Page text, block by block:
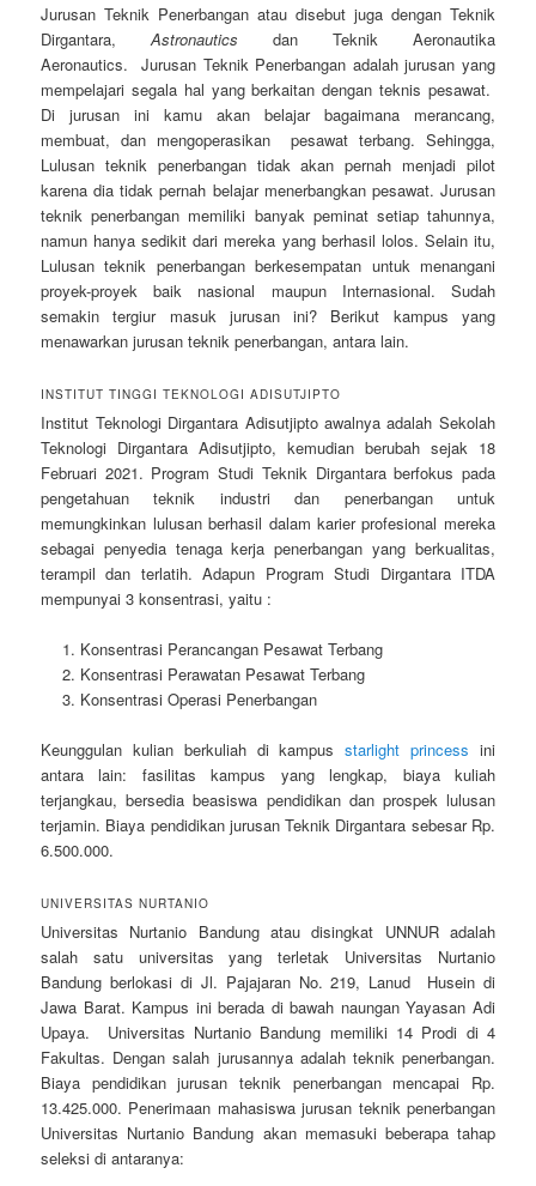
Jurusan Teknik Penerbangan atau disebut juga dengan Teknik
Dirgantara,Astronauticsdan Teknik Aeronautika
Aeronautics. Jurusan Teknik Penerbangan adalah jurusan yang
mempelajari segala hal yang berkaitan dengan teknis pesawat.
Di jurusan ini kamu akan belajar bagaimana merancang,
membuat, dan mengoperasikan pesawat terbang. Sehingga,
Lulusan teknik penerbangan tidak akan pernah menjadi pilot
karena dia tidak pernah belajar menerbangkan pesawat. Jurusan
teknik penerbangan memiliki banyak peminat setiap tahunnya,
namun hanya sedikit dari mereka yang berhasil lolos. Selain itu,
Lulusan teknik penerbangan berkesempatan untuk menangani
proyek-proyek baik nasional maupun Internasional. Sudah
semakin tergiur masuk jurusan ini? Berikut kampus yang
menawarkan jurusan teknik penerbangan, antara lain.
INSTITUT TINGGI TEKNOLOGI ADISUTJIPTO
Institut Teknologi Dirgantara Adisutjipto awalnya adalah Sekolah
Teknologi Dirgantara Adisutjipto, kemudian berubah sejak 18
Februari 2021. Program Studi Teknik Dirgantara berfokus pada
pengetahuan teknik industri dan penerbangan untuk
memungkinkan lulusan berhasil dalam karier profesional mereka
sebagai penyedia tenaga kerja penerbangan yang berkualitas,
terampil dan terlatih. Adapun Program Studi Dirgantara ITDA
mempunyai 3 konsentrasi, yaitu :
Konsentrasi Perancangan Pesawat Terbang
Konsentrasi Perawatan Pesawat Terbang
Konsentrasi Operasi Penerbangan
Keunggulan kulian berkuliah di kampusstarlight princess ini
antara lain: fasilitas kampus yang lengkap, biaya kuliah
terjangkau, bersedia beasiswa pendidikan dan prospek lulusan
terjamin. Biaya pendidikan jurusan Teknik Dirgantara sebesar Rp.
6.500.000.
UNIVERSITAS NURTANIO
Universitas Nurtanio Bandung atau disingkat UNNUR adalah
salah satu universitas yang terletak Universitas Nurtanio
Bandung berlokasi di Jl. Pajajaran No. 219, Lanud Husein di
Jawa Barat. Kampus ini berada di bawah naungan Yayasan Adi
Upaya. Universitas Nurtanio Bandung memiliki 14 Prodi di 4
Fakultas. Dengan salah jurusannya adalah teknik penerbangan.
Biaya pendidikan jurusan teknik penerbangan mencapai Rp.
13.425.000. Penerimaan mahasiswa jurusan teknik penerbangan
Universitas Nurtanio Bandung akan memasuki beberapa tahap
seleksi di antaranya: